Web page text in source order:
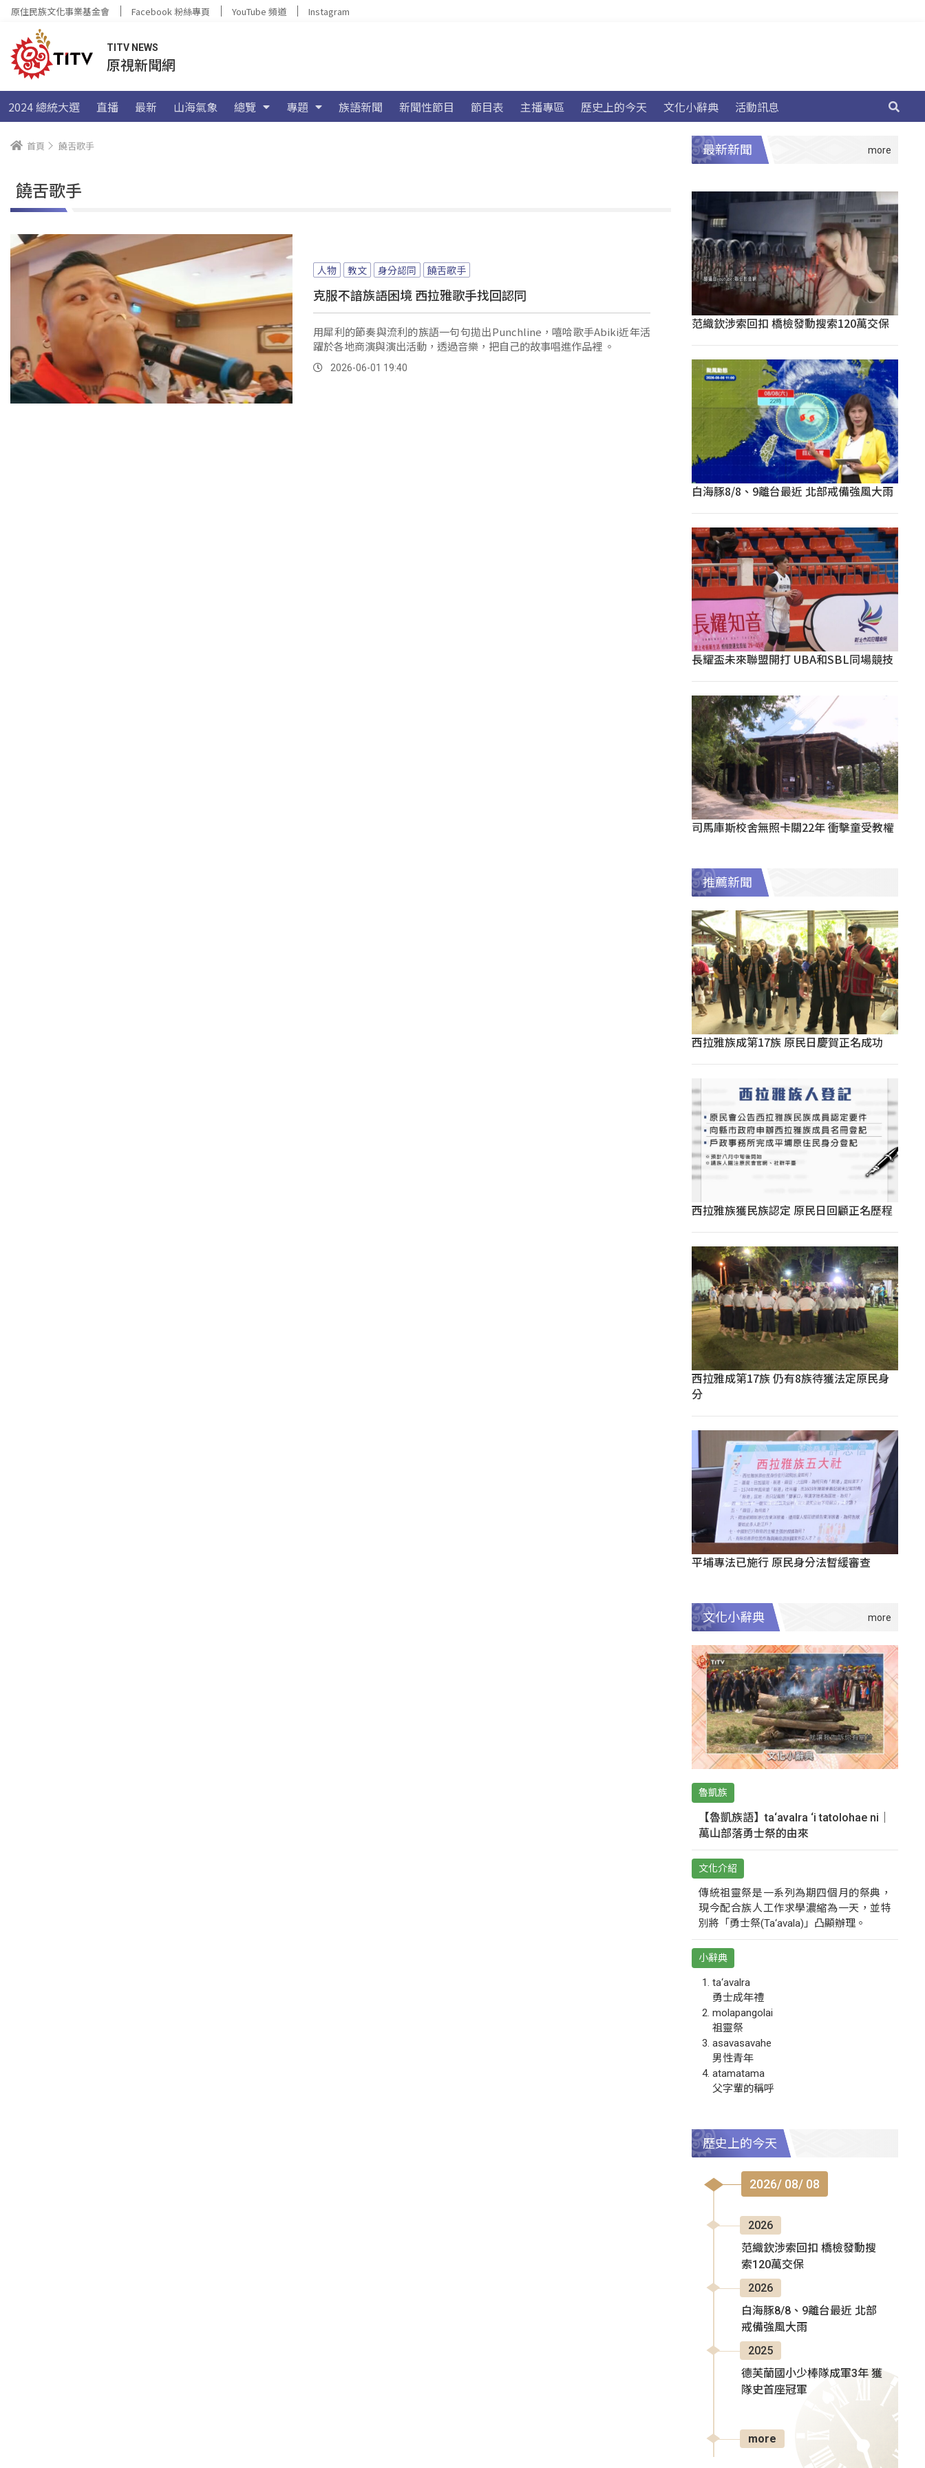
原住民族文化事業基金會 Facebook 粉絲專頁 YouTube 頻道 Instagram
TITV NEWS
原視新聞網
2024 總統大選 直播 最新 山海氣象 總覽 專題 族語新聞 新聞性節目 節目表 主播專區 歷史上的今天 文化小辭典 活動訊息
首頁 饒舌歌手
饒舌歌手
人物 教文 身分認同 饒舌歌手
克服不諳族語困境 西拉雅歌手找回認同
用犀利的節奏與流利的族語一句句拋出Punchline，嘻哈歌手Abiki近年活
躍於各地商演與演出活動，透過音樂，把自己的故事唱進作品裡 。
2026-06-01 19:40
最新新聞
范織欽涉索回扣 橋檢發動搜索120萬交保
白海豚8/8、9離台最近 北部戒備強風大雨
長耀盃未來聯盟開打 UBA和SBL同場競技
司馬庫斯校舍無照卡關22年 衝擊童受教權
推薦新聞
西拉雅族成第17族 原民日慶賀正名成功
西拉雅族獲民族認定 原民日回顧正名歷程
西拉雅成第17族 仍有8族待獲法定原民身
分
平埔專法已施行 原民身分法暫緩審查
文化小辭典
魯凱族
【魯凱族語】ta‘avalra ‘i tatolohae ni｜
萬山部落勇士祭的由來
文化介紹
傳統祖靈祭是一系列為期四個月的祭典，
現今配合族人工作求學濃縮為一天，並特
別將「勇士祭(Ta‘avala)」凸顯辦理。
小辭典
ta‘avalra
勇士成年禮
molapangolai
祖靈祭
asavasavahe
男性青年
atamatama
父字輩的稱呼
歷史上的今天
2026/ 08/ 08
2026
范織欽涉索回扣 橋檢發動搜
索120萬交保
2026
白海豚8/8、9離台最近 北部
戒備強風大雨
2025
德芙蘭國小少棒隊成軍3年 獲
隊史首座冠軍
more